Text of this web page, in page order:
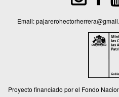
Email:
Proyecto financiado por el Fondo